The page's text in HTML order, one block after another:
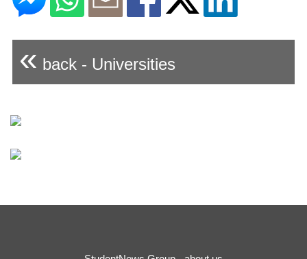
« back - Universities